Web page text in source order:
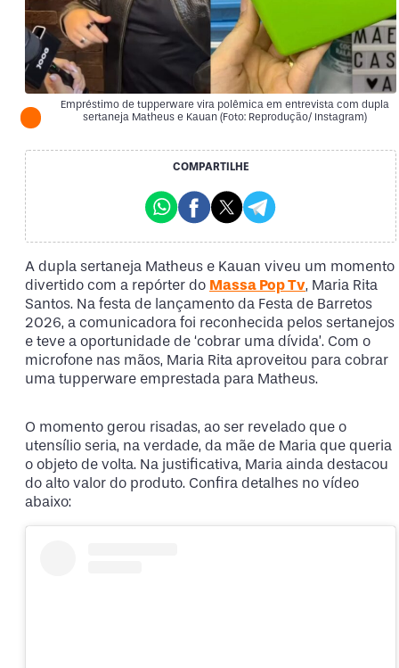
Empréstimo de tupperware vira polêmica em entrevista com dupla
sertaneja Matheus e Kauan (Foto: Reprodução/ Instagram)
COMPARTILHE
A dupla sertaneja Matheus e Kauan viveu um momento
divertido com a repórter do Massa Pop Tv, Maria Rita
Santos. Na festa de lançamento da Festa de Barretos
2026, a comunicadora foi reconhecida pelos sertanejos
e teve a oportunidade de ‘cobrar uma dívida’. Com o
microfone nas mãos, Maria Rita aproveitou para cobrar
uma tupperware emprestada para Matheus.
O momento gerou risadas, ao ser revelado que o
utensílio seria, na verdade, da mãe de Maria que queria
o objeto de volta. Na justificativa, Maria ainda destacou
do alto valor do produto. Confira detalhes no vídeo
abaixo: